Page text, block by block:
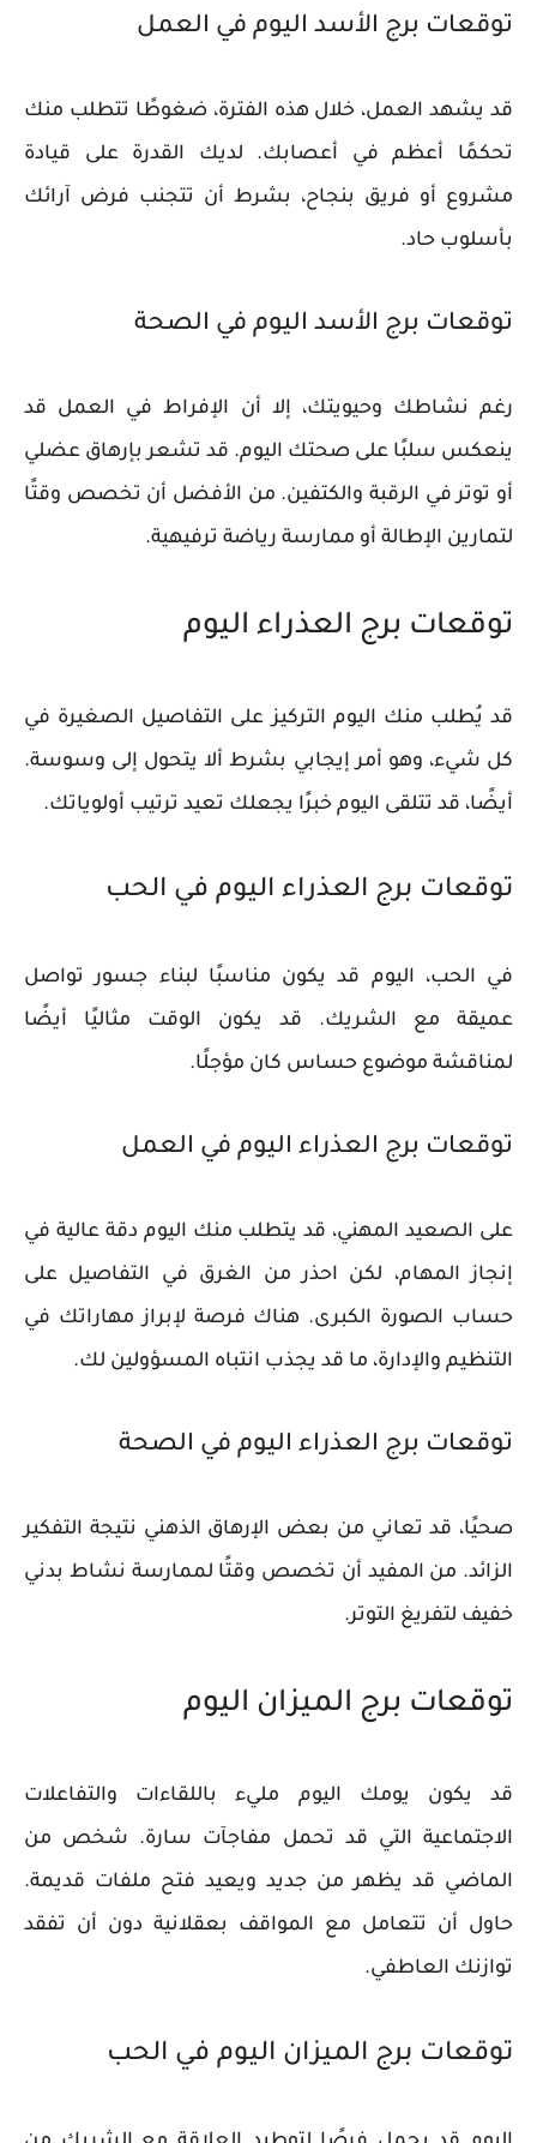
توقعات برج الأسد اليوم في العمل
قد يشهد العمل، خلال هذه الفترة، ضغوطًا تتطلب منك
تحكمًا أعظم في أعصابك. لديك القدرة على قيادة
مشروع أو فريق بنجاح، بشرط أن تتجنب فرض آرائك
بأسلوب حاد.
توقعات برج الأسد اليوم في الصحة
رغم نشاطك وحيويتك، إلا أن الإفراط في العمل قد
ينعكس سلبًا على صحتك اليوم. قد تشعر بإرهاق عضلي
أو توتر في الرقبة والكتفين. من الأفضل أن تخصص وقتًا
لتمارين الإطالة أو ممارسة رياضة ترفيهية.
توقعات برج العذراء اليوم
قد يُطلب منك اليوم التركيز على التفاصيل الصغيرة في
كل شيء، وهو أمر إيجابي بشرط ألا يتحول إلى وسوسة.
أيضًا، قد تتلقى اليوم خبرًا يجعلك تعيد ترتيب أولوياتك.
توقعات برج العذراء اليوم في الحب
في الحب، اليوم قد يكون مناسبًا لبناء جسور تواصل
عميقة مع الشريك. قد يكون الوقت مثاليًا أيضًا
لمناقشة موضوع حساس كان مؤجلًا.
توقعات برج العذراء اليوم في العمل
على الصعيد المهني، قد يتطلب منك اليوم دقة عالية في
إنجاز المهام، لكن احذر من الغرق في التفاصيل على
حساب الصورة الكبرى. هناك فرصة لإبراز مهاراتك في
التنظيم والإدارة، ما قد يجذب انتباه المسؤولين لك.
توقعات برج العذراء اليوم في الصحة
صحيًا، قد تعاني من بعض الإرهاق الذهني نتيجة التفكير
الزائد. من المفيد أن تخصص وقتًا لممارسة نشاط بدني
خفيف لتفريغ التوتر.
توقعات برج الميزان اليوم
قد يكون يومك اليوم مليء باللقاءات والتفاعلات
الاجتماعية التي قد تحمل مفاجآت سارة. شخص من
الماضي قد يظهر من جديد ويعيد فتح ملفات قديمة.
حاول أن تتعامل مع المواقف بعقلانية دون أن تفقد
توازنك العاطفي.
توقعات برج الميزان اليوم في الحب